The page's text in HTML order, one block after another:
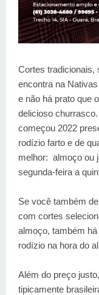
Cortes tradicionais,
encontra na
e não há prato que
delicioso
começou 2022
rodízio farto e de
melhor: almoço ou
segunda-feira a
Se você também
com cortes
almoço, também
rodízio na hora do
Além do preço
tipicamente